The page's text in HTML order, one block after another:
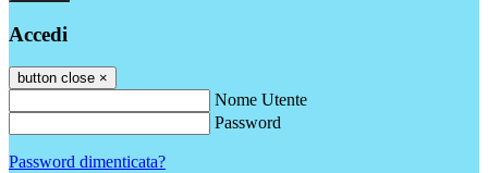
Accedi
button close ×
Nome Utente
Password
Password dimenticata?